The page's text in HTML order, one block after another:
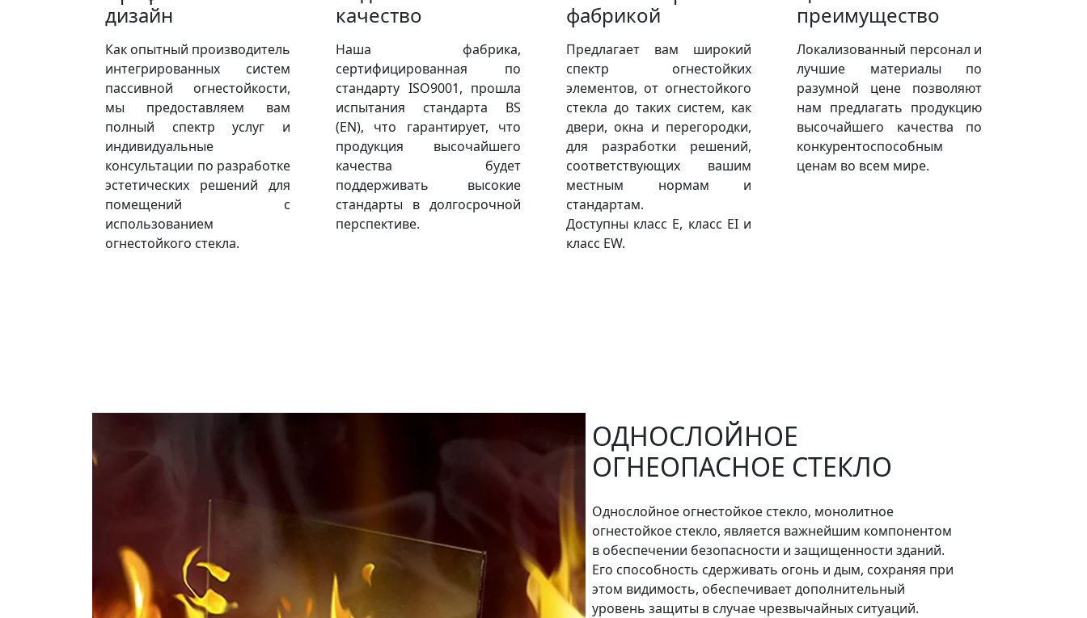
дизайн
Как опытный производитель
интегрированных систем
пассивной огнестойкости,
мы предоставляем вам
полный спектр услуг и
индивидуальные
консультации по разработке
эстетических решений для
помещений с
использованием
огнестойкого стекла.
качество
Наша фабрика,
сертифицированная по
стандарту ISO9001, прошла
испытания стандарта BS
(EN), что гарантирует, что
продукция высочайшего
качества будет
поддерживать высокие
стандарты в долгосрочной
перспективе.
фабрикой
Предлагает вам широкий
спектр огнестойких
элементов, от огнестойкого
стекла до таких систем, как
двери, окна и перегородки,
для разработки решений,
соответствующих вашим
местным нормам и
стандартам.
Доступны класс E, класс EI и
класс EW.
преимущество
Локализованный персонал и
лучшие материалы по
разумной цене позволяют
нам предлагать продукцию
высочайшего качества по
конкурентоспособным
ценам во всем мире.
ОДНОСЛОЙНОЕ
ОГНЕОПАСНОЕ СТЕКЛО
Однослойное огнестойкое стекло, монолитное
огнестойкое стекло, является важнейшим компонентом
в обеспечении безопасности и защищенности зданий.
Его способность сдерживать огонь и дым, сохраняя при
этом видимость, обеспечивает дополнительный
уровень защиты в случае чрезвычайных ситуаций.